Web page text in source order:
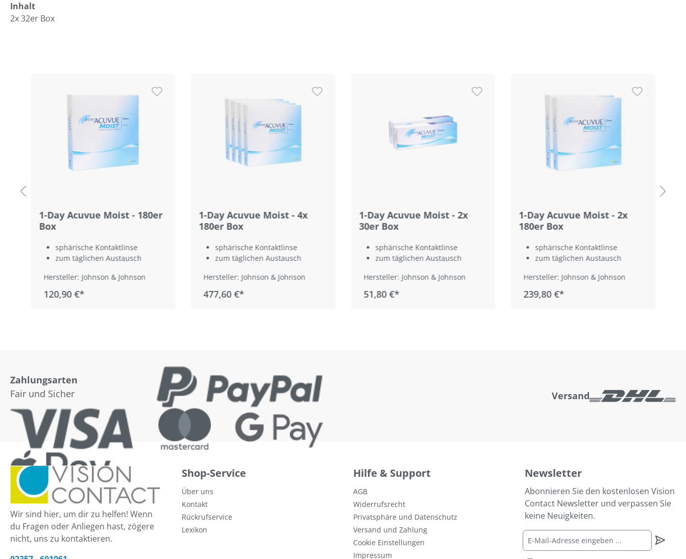
Inhalt
2x 32er Box
1-Day Acuvue Moist - 180er
Box
sphärische Kontaktlinse
zum täglichen Austausch
Hersteller: Johnson & Johnson
120,90 €*
1-Day Acuvue Moist - 4x
180er Box
sphärische Kontaktlinse
zum täglichen Austausch
Hersteller: Johnson & Johnson
477,60 €*
1-Day Acuvue Moist - 2x
30er Box
sphärische Kontaktlinse
zum täglichen Austausch
Hersteller: Johnson & Johnson
51,80 €*
1-Day Acuvue Moist - 2x
180er Box
sphärische Kontaktlinse
zum täglichen Austausch
Hersteller: Johnson & Johnson
239,80 €*
Zahlungsarten
Fair und Sicher
Versand
Wir sind hier, um dir zu helfen! Wenn
du Fragen oder Anliegen hast, zögere
nicht, uns zu kontaktieren.
Shop-Service
Über uns
Kontakt
Rückrufservice
Lexikon
Hilfe & Support
AGB
Widerrufsrecht
Privatsphäre und Datenschutz
Versand und Zahlung
Cookie Einstellungen
Impressum
Newsletter
Abonnieren Sie den kostenlosen Vision
Contact Newsletter und verpassen Sie
keine Neuigkeiten.